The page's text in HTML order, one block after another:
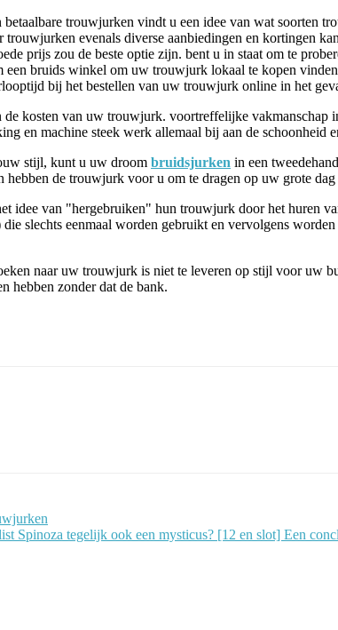
trouwjurken vindt u een idee van wat soorten
evenals diverse aanbiedingen en kortingen
prijs zou de beste optie zijn. bent u in staat om te
een ​​bruids winkel om uw trouwjurk lokaal te kopen
bij het bestellen van uw trouwjurk online in het
de kosten van uw trouwjurk. voortreffelijke
en machine steek werk allemaal bij aan de schoonheid
stijl, kunt u uw droom bruidsjurken in een
hebben de trouwjurk voor u om te dragen op uw grote
idee van "hergebruiken" hun trouwjurk door het huren
slechts eenmaal worden gebruikt en vervolgens
naar uw trouwjurk is niet te leveren op stijl voor uw
hebben zonder dat de bank.
Spinoza tegelijk ook een mysticus? [12 en slot] Een